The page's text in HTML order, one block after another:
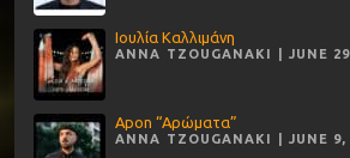
Ιουλία Καλλιμάνη
ANNA TZOUGANAKI | JUNE
Apon “Αρώματα”
ANNA TZOUGANAKI | JUNE 9,